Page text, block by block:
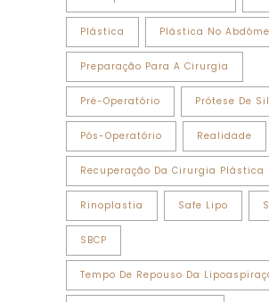
Plástica Plástica No
Preparação Para A Cirurgia
Pré-Operatório Prótese De
Pós-Operatório Realidade
Recuperação Da Cirurgia Plástica
Rinoplastia Safe Lipo
SBCP
Tempo De Repouso Da